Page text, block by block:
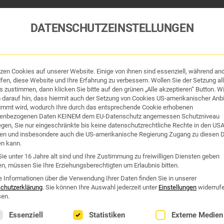
und Hygiene Organe & Organ-Uhr
Westend Online-Shop: Sicher, schnell und 24/7 für Sie da!
Gratisversand ab €50
DATENSCHUTZEINSTELLUNGEN
Cookies auf unserer Website. Einige von ihnen sind essenziell, während
diese Website und Ihre Erfahrung zu verbessern. Wollen Sie der Setzung
zustimmen, dann klicken Sie bitte auf den grünen „Alle akzeptieren“ Button.
hin, dass hiermit auch der Setzung von Cookies US-amerikanischer
wird, wodurch Ihre durch das entsprechende Cookie erhobenen
Daten KEINEM dem EU-Datenschutz angemessen Schutzniveau
Sie nur eingeschränkte bis keine datenschutzrechtliche Rechte in den USA
und insbesondere auch die US-amerikanische Regierung Zugang zu diesen
kann.
unter 16 Jahre alt sind und Ihre Zustimmung zu freiwilligen Diensten geben
müssen Sie Ihre Erziehungsberechtigten um Erlaubnis bitten.
Informationen über die Verwendung Ihrer Daten finden Sie in unserer
. Sie können Ihre Auswahl jederzeit unter Einstellungen
eine Liste der Service-Gruppen, für die eine Einwilligung
Essenziell Statistiken Externe Medien